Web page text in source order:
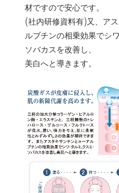
材ですので安心です。
(社内研修資料有)又、ア
ルブチンの相乗効果でシ
ソバカスを改善し、
美白へと導きます。